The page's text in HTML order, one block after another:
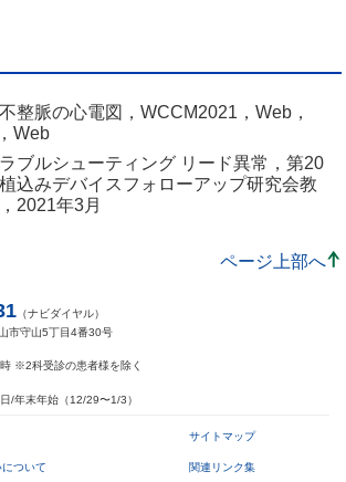
整脈の心電図，WCCM2021，Web，
Web
ブルシューティング リード異常，第20
込みデバイスフォローアップ研究会教
2021年3月
ページ上部へ
（ナビダイヤル）
市守山5丁目4番30号
※2科受診の患者様を除く
/年末年始（12/29〜1/3）
サイトマップ
ついて 関連リンク集